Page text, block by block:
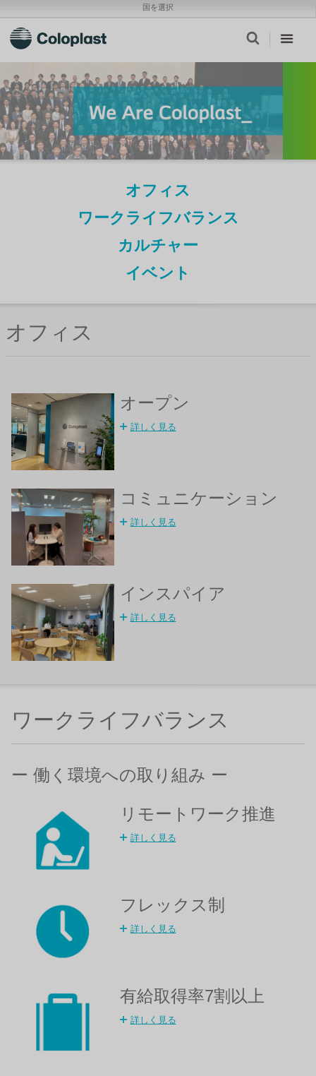
国を選択
オフィス
ワークライフバランス
カルチャー
イベント
オフィス
オープン
詳しく見る
コミュニケーション
詳しく見る
インスパイア
詳しく見る
ワークライフバランス
ー 働く環境への取り組み ー
リモートワーク推進
詳しく見る
フレックス制
詳しく見る
有給取得率7割以上​
詳しく見る